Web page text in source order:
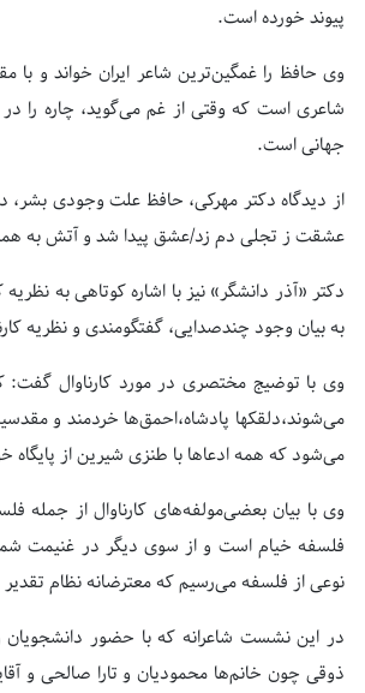
پیوند خورده است.
وی حافظ را غمگین‌ترین شاعر ایران خواند و
شاعری است که وقتی از غم می‌گوید، چاره را
جهانی است.
از دیدگاه دکتر مهرکی، حافظ علت وجودی بشر،
عشقت ز تجلی دم زد/عشق پیدا شد و آتش به
دکتر «آذر دانشگر» نیز با اشاره کوتاهی به
به بیان وجود چندصدایی، گفتگو‌مندی و نظریه
وی با توضیج مختصری در مورد کارناوال گفت:
می‌شوند،دلقکها پادشاه،احمق‌ها خردمند و
می‌شود که همه ادعاها با طنزی شیرین از
وی با بیان بعضی‌مولفه‌های کارناوال از
فلسفه خیام است و از سوی دیگر در غنیمت
نوعی از فلسفه می‌رسیم که معترضانه نظام
در این نشست شاعرانه که با حضور دانشجویان و
ذوقی چون خانم‌ها محمودیان و تارا صالحی و